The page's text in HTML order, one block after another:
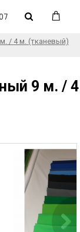
/ 4 м. (тканевый)
9 м. / 4